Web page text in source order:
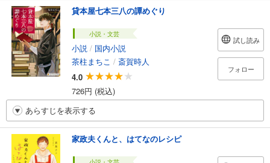
貸本屋七本三八の譚めぐり
小説・文芸
小説 / 国内小説
茶柱まちこ / 斎賀時人
4.0
726円 (税込)
試し読み
フォロー
あらすじを表示する
家政夫くんと、はてなのレシピ